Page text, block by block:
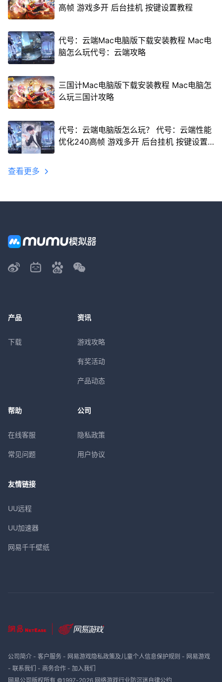
高帧 游戏多开 后台挂机 按键设置教程
代号：云端Mac电脑版下载安装教程 Mac电
脑怎么玩代号：云端攻略
三国计Mac电脑版下载安装教程 Mac电脑怎
么玩三国计攻略
代号：云端电脑版怎么玩？ 代号：云端性能
优化240高帧 游戏多开 后台挂机 按键设置
查看更多
产品
下载
资讯
游戏攻略
有奖活动
产品动态
帮助
在线客服
常见问题
公司
隐私政策
用户协议
友情链接
UU远程
UU加速器
网易千千壁纸
公司简介- 客户服务- 网易游戏隐私政策及儿童个人信息保护规则 - 网易游戏
- 联系我们 - 商务合作- 加入我们
网易公司版权所有 ©1997-2026 网络游戏行业防沉迷自律公约